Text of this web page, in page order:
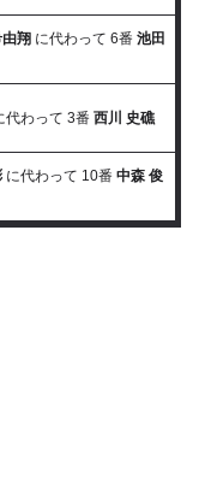
翔 に代わって 6番 池田
代わって 3番 西川 史礁
に代わって 10番 中森 俊